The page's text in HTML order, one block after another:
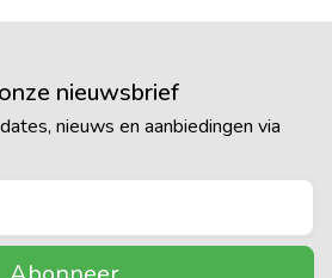
nieuwsbrief
nieuws en aanbiedingen via